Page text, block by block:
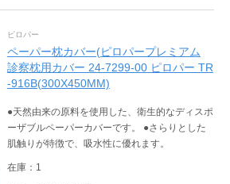
ピロパー
ペーパー枕カバー(ピロパープレミアム
診察枕用カバー 24-7299-00 ピロパー TR
-916B(300X450MM)
●天然由来の原料を使用した、衛生的なディスポ
ーザブルペーパーカバーです。 ●さらりとした
肌触りが特徴で、吸水性に優れます。
在庫：1